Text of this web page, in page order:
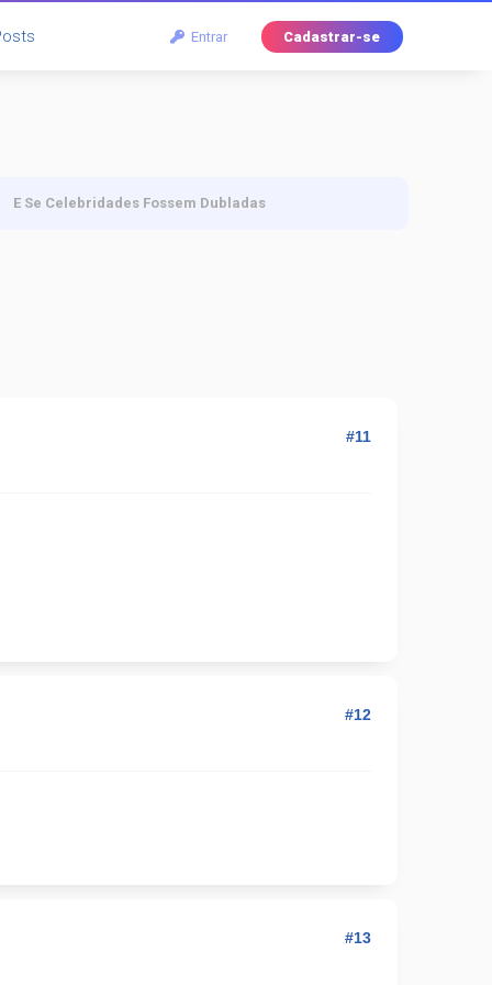
Entrar Cadastrar-se
E Se Celebridades Fossem Dubladas
#11
#12
#13